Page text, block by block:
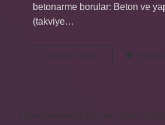
betonarme borular: Beton ve
(takviye…
Devamını okuyun
Bariyerli
Boru
Yorum
https://motorkulubu.com
https://